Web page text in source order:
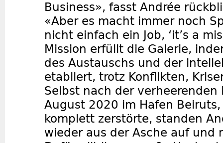
Business», fasst Andrée
«Aber es macht immer noch
nicht einfach ein Job, ‘it’s a
Mission erfüllt die Galerie,
des Austauschs und der
etabliert, trotz Konflikten,
Selbst nach der verheerenden
August 2020 im Hafen
komplett zerstörte, standen
wieder aus der Asche auf und